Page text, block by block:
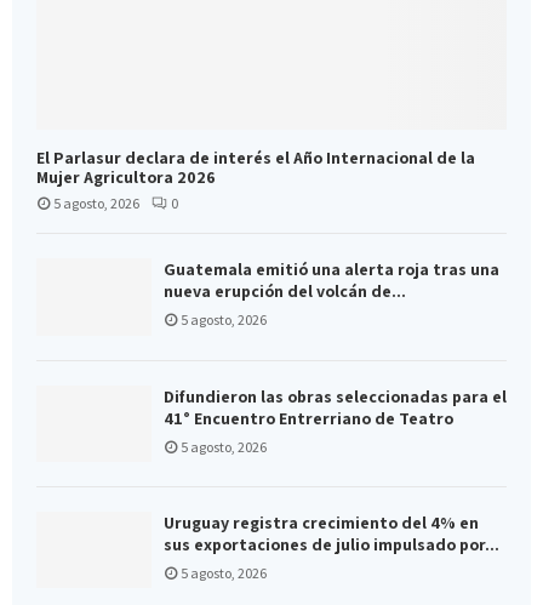
El Parlasur declara de interés el Año Internacional de la
Mujer Agricultora 2026
5 agosto, 2026 0
Guatemala emitió una alerta roja tras una
nueva erupción del volcán de...
5 agosto, 2026
Difundieron las obras seleccionadas para el
41° Encuentro Entrerriano de Teatro
5 agosto, 2026
Uruguay registra crecimiento del 4% en
sus exportaciones de julio impulsado por...
5 agosto, 2026